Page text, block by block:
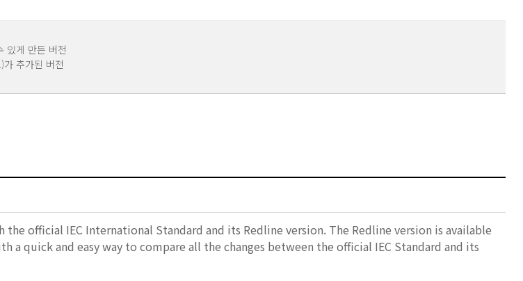
있게 만든 버전
추가된 버전
the official IEC International Standard and its Redline version. The Redline version is available
a quick and easy way to compare all the changes between the official IEC Standard and its